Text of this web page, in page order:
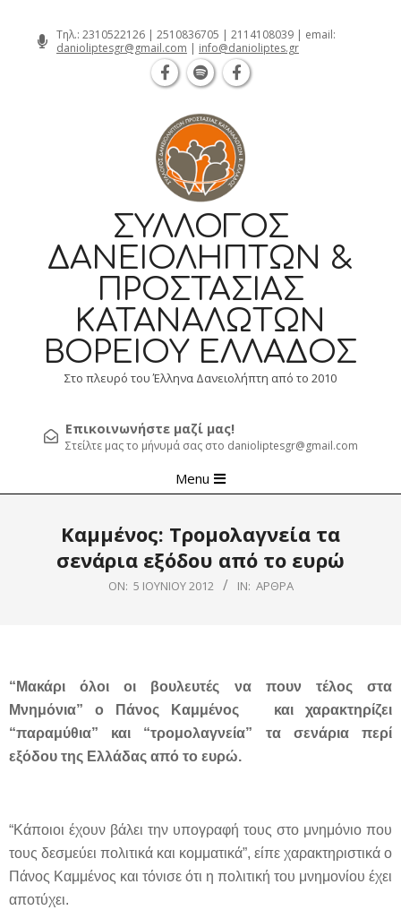
Τηλ.: 2310522126 | 2510836705 | 2114108039 | email:
danioliptesgr@gmail.com | info@danioliptes.gr
ΣΎΛΛΟΓΟΣ
ΔΑΝΕΙΟΛΗΠΤΏΝ &
ΠΡΟΣΤΑΣΊΑΣ
ΚΑΤΑΝΑΛΩΤΏΝ
ΒΟΡΕΊΟΥ ΕΛΛΆΔΟΣ
Στο πλευρό του Έλληνα Δανειολήπτη από το 2010
Επικοινωνήστε μαζί μας!
Στείλτε μας το μήνυμά σας στο danioliptesgr@gmail.com
Navigation
Menu
Καμμένος: Τρομολαγνεία τα
σενάρια εξόδου από το ευρώ
ON: 5 ΙΟΥΝΊΟΥ 2012 IN: ΆΡΘΡΑ
“Μακάρι όλοι οι βουλευτές να πουν τέλος στα
Μνημόνια” ο Πάνος Καμμένος και χαρακτηρίζει
“παραμύθια” και “τρομολαγνεία” τα σενάρια περί
εξόδου της Ελλάδας από το ευρώ.
“Κάποιοι έχουν βάλει την υπογραφή τους στο μνημόνιο που
τους δεσμεύει πολιτικά και κομματικά”, είπε χαρακτηριστικά ο
Πάνος Καμμένος και τόνισε ότι η πολιτική του μνημονίου έχει
αποτύχει.